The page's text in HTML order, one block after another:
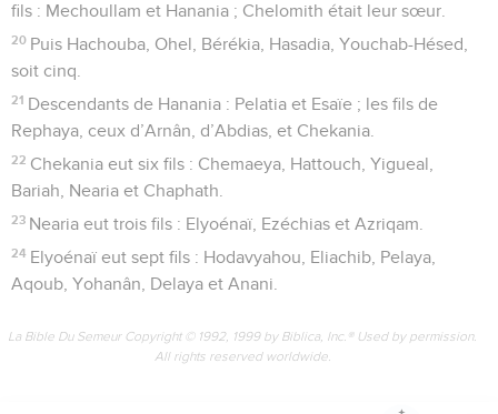
fils : Mechoullam et Hanania ; Chelomith était leur sœur.
20 Puis Hachouba, Ohel, Bérékia, Hasadia, Youchab-Hésed,
soit cinq.
21 Descendants de Hanania : Pelatia et Esaïe ; les fils de
Rephaya, ceux d’Arnân, d’Abdias, et Chekania.
22 Chekania eut six fils : Chemaeya, Hattouch, Yigueal,
Bariah, Nearia et Chaphath.
23 Nearia eut trois fils : Elyoénaï, Ezéchias et Azriqam.
24 Elyoénaï eut sept fils : Hodavyahou, Eliachib, Pelaya,
Aqoub, Yohanân, Delaya et Anani.
La Bible Du Semeur Copyright © 1992, 1999 by Biblica, Inc.® Used by permission.
All rights reserved worldwide.